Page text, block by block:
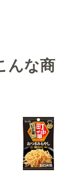
んな商